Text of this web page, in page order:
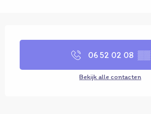
06 52 02 08 ▒▒
Bekijk alle contacten